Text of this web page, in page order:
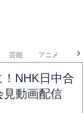
芸能 アニメ
NHK日中合
動画配信